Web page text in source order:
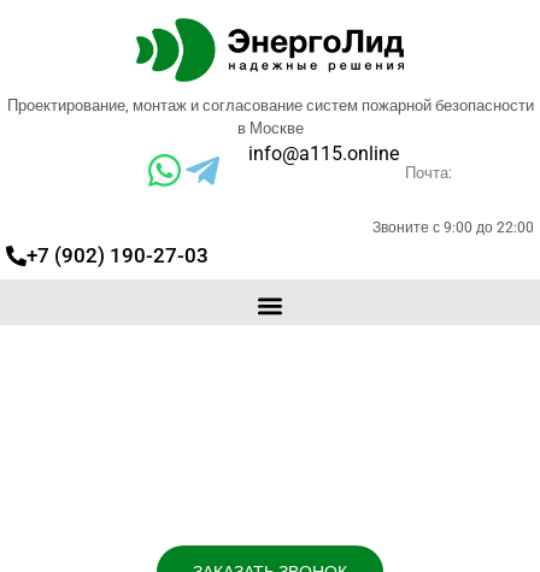
Проектирование, монтаж и согласование систем пожарной безопасности
в Москве
Почта:
info@a115.online
Звоните с 9:00 до 22:00
+7 (902) 190-27-03